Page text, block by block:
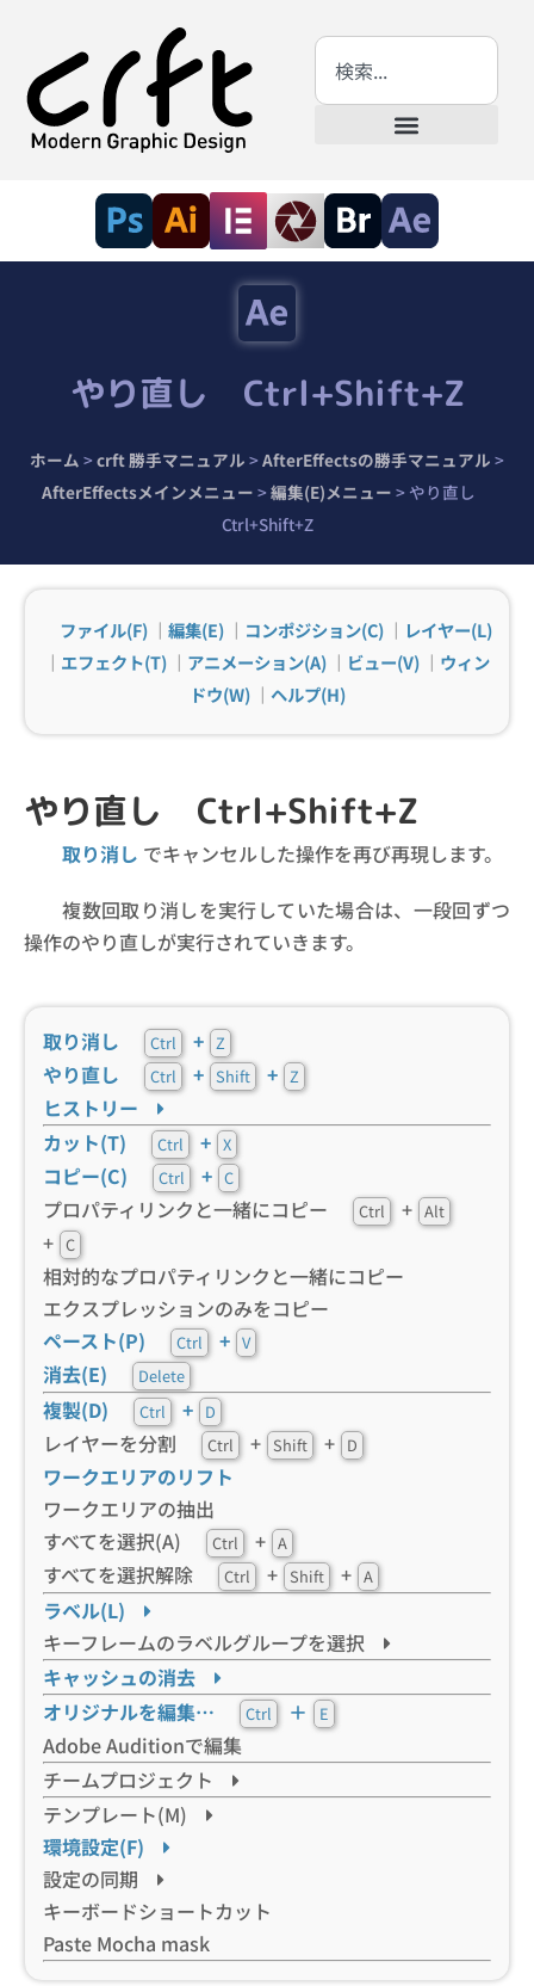
やり直し Ctrl+Shift+Z
ホーム > crft 勝手マニュアル > AfterEffectsの勝手マニュアル >
AfterEffectsメインメニュー > 編集(E)メニュー > やり直し
Ctrl+Shift+Z
ファイル(F)｜ 編集(E)｜ コンポジション(C)｜ レイヤー(L)
｜ エフェクト(T) ｜ アニメーション(A) ｜ ビュー(V) ｜ ウィン
ドウ(W)｜ ヘルプ(H)
取り消し Ctrl + Z
やり直し Ctrl + Shift + Z
ヒストリー
カット(T)
Ctrl + X
コピー(C) Ctrl + C
プロパティリンクと一緒にコピー Ctrl + Alt
+ C
相対的なプロパティリンクと一緒にコピー
エクスプレッションのみをコピー
ペースト(P)
Ctrl + V
消去(E) Delete
複製(D) Ctrl + D
レイヤーを分割 Ctrl + Shift + D
ワークエリアのリフト
ワークエリアの抽出
すべてを選択(A)
Ctrl + A
すべてを選択解除 Ctrl + Shift + A
ラベル(L)
キーフレームのラベルグループを選択
キャッシュの消去
オリジナルを編集…
Ctrl ＋ E
Adobe Auditionで編集
チームプロジェクト
テンプレート(M)
環境設定(F)
設定の同期
キーボードショートカット
Paste Mocha mask
やり直し Ctrl+Shift+Z
取り消し でキャンセルした操作を再び再現します。
複数回取り消しを実行していた場合は、一段回ずつ
操作のやり直しが実行されていきます。